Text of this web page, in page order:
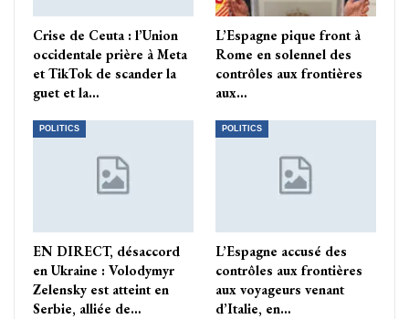
Crise de Ceuta : l’Union
occidentale prière à Meta
et TikTok de scander la
guet et la…
L’Espagne pique front à
Rome en solennel des
contrôles aux frontières
aux…
POLITICS
EN DIRECT, désaccord
en Ukraine : Volodymyr
Zelensky est atteint en
Serbie, alliée de…
POLITICS
L’Espagne accusé des
contrôles aux frontières
aux voyageurs venant
d’Italie, en…